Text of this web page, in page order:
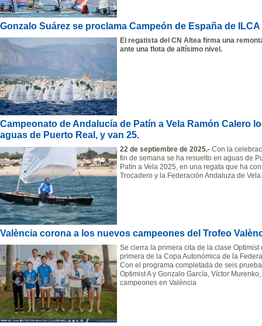
Gonzalo Suárez se proclama Campeón de España de ILCA
El regatista del CN Altea firma una
ante una flota de altísimo nivel.
Campeonato de Andalucía de Patín a Vela Ramón Calero
aguas de Puerto Real, y van 25.
22 de septiembre de 2025.- Con la
fin de semana se ha resuelto en aguas de
Patín a Vela 2025, en una regata que ha
Trocadero y la Federación Andaluza de Vela.
València corona a los nuevos campeones del Trofeo
Se cierra la primera cita de la clase
primera de la Copa Autonómica de la
Con el programa completada de seis
Optimist A y Gonzalo García, Víctor
campeones en València